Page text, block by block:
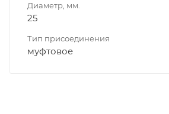
Диаметр, мм.
25
Тип присоединения
муфтовое